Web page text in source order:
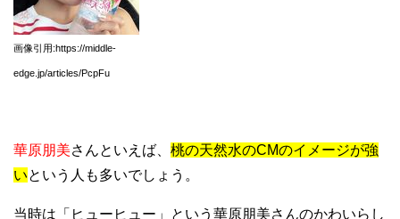
画像引用:https://middle-
edge.jp/articles/PcpFu
華原朋美さんといえば、 桃の天然水のCMのイメージが強
いという人も多いでしょう。
当時は「ヒューヒュー」という華原朋美さんのかわいらし